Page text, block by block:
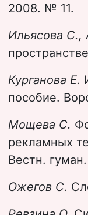
2008. № 11.
Ильясова С.,
Курганова Е.
пособие.
Мощева С.
рекламных
Вестн.
Ожегов С.